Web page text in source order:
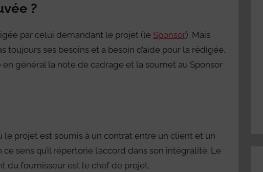
?
par celui demandant le projet (le Sponsor). Mais
ses besoins et a besoin d’aide pour la rédigée.
général la note de cadrage et la soumet au Sponsor
le projet est soumis à un contrat entre un client et un
sens qu’il répertorie l’accord dans son intégralité. Le
du fournisseur est le chef de projet.